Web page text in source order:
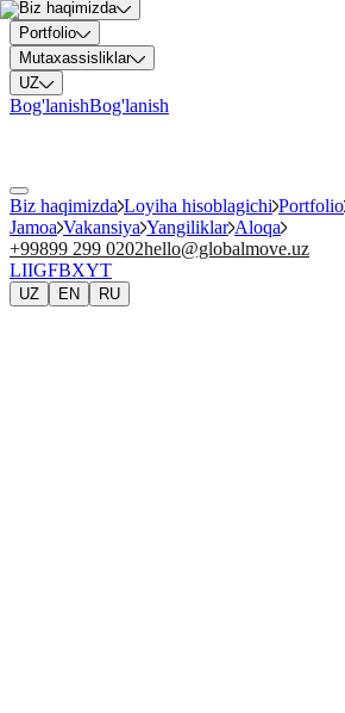
Biz haqimizda
Portfolio
Mutaxassisliklar
UZ
Bog'lanishBog'lanish
Biz haqimizda Loyiha hisoblagichi Portfolio
Jamoa Vakansiya Yangiliklar Aloqa
+99899 299 0202hello@globalmove.uz
LIIGFBXYT
UZ EN RU